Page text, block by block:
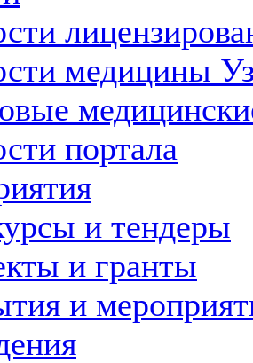
медицины
портала
и тендеры
и гранты
и